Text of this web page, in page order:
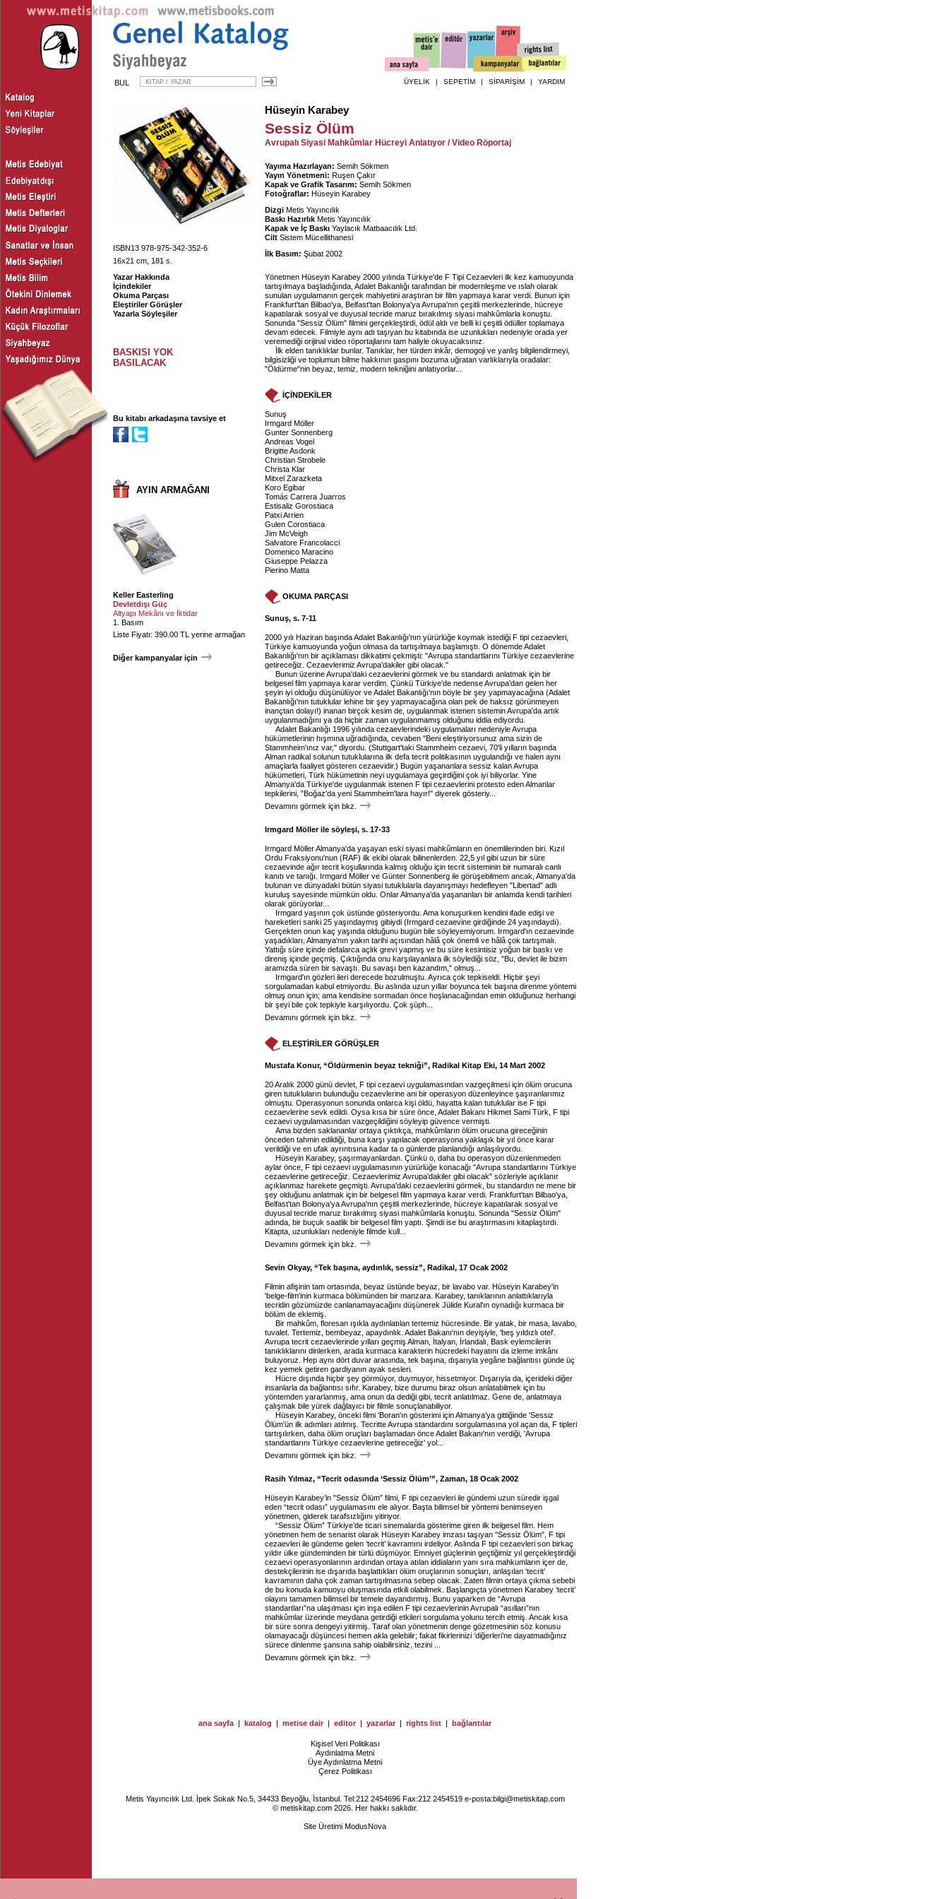
BUL ÜYELİK | SEPETİM | SİPARİŞİM | YARDIM
ISBN13 978-975-342-352-6
16x21 cm, 181 s.
Yazar Hakkında
İçindekiler
Okuma Parçası
Eleştiriler Görüşler
Yazarla Söyleşiler
BASKISI YOK
BASILACAK
Bu kitabı arkadaşına tavsiye et
AYIN ARMAĞANI
Keller Easterling
Devletdışı Güç
Altyapı Mekânı ve İktidar
1. Basım
Liste Fiyatı: 390.00 TL yerine armağan
Diğer kampanyalar için
Hüseyin Karabey
Sessiz Ölüm
Avrupalı Siyasi Mahkûmlar Hücreyi Anlatıyor / Video Röportaj
Yayıma Hazırlayan: Semih Sökmen
Yayın Yönetmeni: Ruşen Çakır
Kapak ve Grafik Tasarım: Semih Sökmen
Fotoğraflar: Hüseyin Karabey
Dizgi Metis Yayıncılık
Baskı Hazırlık Metis Yayıncılık
Kapak ve İç Baskı Yaylacık Matbaacılık Ltd.
Cilt Sistem Mücellithanesi
İlk Basım: Şubat 2002
Yönetmen Hüseyin Karabey 2000 yılında Türkiye'de F Tipi Cezaevleri ilk kez kamuoyunda
tartışılmaya başladığında, Adalet Bakanlığı tarafından bir modernleşme ve ıslah olarak
sunulan uygulamanın gerçek mahiyetini araştıran bir film yapmaya karar verdi. Bunun için
Frankfurt'tan Bilbao'ya, Belfast'tan Bolonya'ya Avrupa'nın çeşitli merkezlerinde, hücreye
kapatılarak sosyal ve duyusal tecride maruz bırakılmış siyasi mahkûmlarla konuştu.
Sonunda "Sessiz Ölüm" filmini gerçekleştirdi, ödül aldı ve belli ki çeşitli ödüller toplamaya
devam edecek. Filmiyle aynı adı taşıyan bu kitabında ise uzunlukları nedeniyle orada yer
veremediği orijinal video röportajlarını tam haliyle okuyacaksınız.
İlk elden tanıklıklar bunlar. Tanıklar, her türden inkâr, demogoji ve yanlış bilgilendirmeyi,
bilgisizliği ve toplumun bilme hakkının gaspını bozuma uğratan varlıklarıyla oradalar:
"Öldürme"nin beyaz, temiz, modern tekniğini anlatıyorlar...
İÇİNDEKİLER
Sunuş
Irmgard Möller
Gunter Sonnenberg
Andreas Vogel
Brigitte Asdonk
Christian Strobele
Christa Klar
Mitxel Zarazketa
Koro Egibar
Tomás Carrera Juarros
Estisaliz Gorostiaca
Patxi Arrien
Gulen Corostiaca
Jim McVeigh
Salvatore Francolacci
Domenico Maracino
Giuseppe Pelazza
Pierino Matta
OKUMA PARÇASI
Sunuş, s. 7-11
2000 yılı Haziran başında Adalet Bakanlığı'nın yürürlüğe koymak istediği F tipi cezaevleri,
Türkiye kamuoyunda yoğun olmasa da tartışılmaya başlamıştı. O dönemde Adalet
Bakanlığı'nın bir açıklaması dikkatimi çekmişti: "Avrupa standartlarını Türkiye cezaevlerine
getireceğiz. Cezaevlerimiz Avrupa'dakiler gibi olacak."
Bunun üzerine Avrupa'daki cezaevlerini görmek ve bu standardı anlatmak için bir
belgesel film yapmaya karar verdim. Çünkü Türkiye'de nedense Avrupa'dan gelen her
şeyin iyi olduğu düşünülüyor ve Adalet Bakanlığı'nın böyle bir şey yapmayacağına (Adalet
Bakanlığı'nın tutuklular lehine bir şey yapmayacağına olan pek de haksız görünmeyen
inançtan dolayı!) inanan birçok kesim de, uygulanmak istenen sistemin Avrupa'da artık
uygulanmadığını ya da hiçbir zaman uygulanmamış olduğunu iddia ediyordu.
Adalet Bakanlığı 1996 yılında cezaevlerindeki uygulamaları nedeniyle Avrupa
hükümetlerinin hışmına uğradığında, cevaben "Beni eleştiriyorsunuz ama sizin de
Stammheim'ınız var," diyordu. (Stuttgart'taki Stammheim cezaevi, 70'li yılların başında
Alman radikal solunun tutuklularına ilk defa tecrit politikasının uygulandığı ve halen aynı
amaçlarla faaliyet gösteren cezaevidir.) Bugün yaşananlara sessiz kalan Avrupa
hükümetleri, Türk hükümetinin neyi uygulamaya geçirdiğini çok iyi biliyorlar. Yine
Almanya'da Türkiye'de uygulanmak istenen F tipi cezaevlerini protesto eden Almanlar
tepkilerini, "Boğaz'da yeni Stammheim'lara hayır!" diyerek gösteriy...
Devamını görmek için bkz.
Irmgard Möller ile söyleşi, s. 17-33
Irmgard Möller Almanya'da yaşayan eski siyasi mahkûmların en önemlilerinden biri. Kızıl
Ordu Fraksiyonu'nun (RAF) ilk ekibi olarak bilinenlerden. 22,5 yıl gibi uzun bir süre
cezaevinde ağır tecrit koşullarında kalmış olduğu için tecrit sisteminin bir numaralı canlı
kanıtı ve tanığı. Irmgard Möller ve Günter Sonnenberg ile görüşebilmem ancak, Almanya'da
bulunan ve dünyadaki bütün siyasi tutuklularla dayanışmayı hedefleyen "Libertad" adlı
kuruluş sayesinde mümkün oldu. Onlar Almanya'da yaşananları bir anlamda kendi tarihleri
olarak görüyorlar...
Irmgard yaşının çok üstünde gösteriyordu. Ama konuşurken kendini ifade edişi ve
hareketleri sanki 25 yaşındaymış gibiydi (Irmgard cezaevine girdiğinde 24 yaşındaydı).
Gerçekten onun kaç yaşında olduğunu bugün bile söyleyemiyorum. Irmgard'ın cezaevinde
yaşadıkları, Almanya'nın yakın tarihi açısından hâlâ çok önemli ve hâlâ çok tartışmalı.
Yattığı süre içinde defalarca açlık grevi yapmış ve bu süre kesintisiz yoğun bir baskı ve
direniş içinde geçmiş. Çıktığında onu karşılayanlara ilk söylediği söz, "Bu, devlet ile bizim
aramızda süren bir savaştı. Bu savaşı ben kazandım," olmuş...
Irmgard'ın gözleri ileri derecede bozulmuştu. Ayrıca çok tepkiseldi. Hiçbir şeyi
sorgulamadan kabul etmiyordu. Bu aslında uzun yıllar boyunca tek başına direnme yöntemi
olmuş onun için; ama kendisine sormadan önce hoşlanacağından emin olduğunuz herhangi
bir şeyi bile çok tepkiyle karşılıyordu. Çok şüph...
Devamını görmek için bkz.
ELEŞTİRİLER GÖRÜŞLER
Mustafa Konur, “Öldürmenin beyaz tekniği”, Radikal Kitap Eki, 14 Mart 2002
20 Aralık 2000 günü devlet, F tipi cezaevi uygulamasından vazgeçilmesi için ölüm orucuna
giren tutukluların bulunduğu cezaevlerine ani bir operasyon düzenleyince şaşıranlarımız
olmuştu. Operasyonun sonunda onlarca kişi öldü, hayatta kalan tutuklular ise F tipi
cezaevlerine sevk edildi. Oysa kısa bir süre önce, Adalet Bakanı Hikmet Sami Türk, F tipi
cezaevi uygulamasından vazgeçildiğini söyleyip güvence vermişti.
Ama bizden saklananlar ortaya çıktıkça, mahkûmların ölüm orucuna gireceğinin
önceden tahmin edildiği, buna karşı yapılacak operasyona yaklaşık bir yıl önce karar
verildiği ve en ufak ayrıntısına kadar ta o günlerde planlandığı anlaşılıyordu.
Hüseyin Karabey, şaşırmayanlardan. Çünkü o, daha bu operasyon düzenlenmeden
aylar önce, F tipi cezaevi uygulamasının yürürlüğe konacağı "Avrupa standartlarını Türkiye
cezaevlerine getireceğiz. Cezaevlerimiz Avrupa'dakiler gibi olacak" sözleriyle açıklanır
açıklanmaz harekete geçmişti. Avrupa'daki cezaevlerini görmek, bu standardın ne mene bir
şey olduğunu anlatmak için bir belgesel film yapmaya karar verdi. Frankfurt'tan Bilbao'ya,
Belfast'tan Bolonya'ya Avrupa'nın çeşitli merkezlerinde, hücreye kapatılarak sosyal ve
duyusal tecride maruz bırakılmış siyasi mahkûmlarla konuştu. Sonunda "Sessiz Ölüm"
adında, bir buçuk saatlik bir belgesel film yaptı. Şimdi ise bu araştırmasını kitaplaştırdı.
Kitapta, uzunlukları nedeniyle filmde kull...
Devamını görmek için bkz.
Sevin Okyay, “Tek başına, aydınlık, sessiz”, Radikal, 17 Ocak 2002
Filmin afişinin tam ortasında, beyaz üstünde beyaz, bir lavabo var. Hüseyin Karabey'in
'belge-film'inin kurmaca bölümünden bir manzara. Karabey, tanıklarının anlattıklarıyla
tecridin gözümüzde canlanamayacağını düşünerek Jülide Kural'ın oynadığı kurmaca bir
bölüm de eklemiş.
Bir mahkûm, floresan ışıkla aydınlatılan tertemiz hücresinde. Bir yatak, bir masa, lavabo,
tuvalet. Tertemiz, bembeyaz, apaydınlık. Adalet Bakanı'nın deyişiyle, 'beş yıldızlı otel'.
Avrupa tecrit cezaevlerinde yılları geçmiş Alman, İtalyan, İrlandalı, Bask eylemcilerin
tanıklıklarını dinlerken, arada kurmaca karakterin hücredeki hayatını da izleme imkânı
buluyoruz. Hep aynı dört duvar arasında, tek başına, dışarıyla yegâne bağlantısı günde üç
kez yemek getiren gardiyanın ayak sesleri.
Hücre dışında hiçbir şey görmüyor, duymuyor, hissetmiyor. Dışarıyla da, içerideki diğer
insanlarla da bağlantısı sıfır. Karabey, bize durumu biraz olsun anlatabilmek için bu
yöntemden yararlanmış, ama onun da dediği gibi, tecrit anlatılmaz. Gene de, anlatmaya
çalışmak bile yürek dağlayıcı bir filmle sonuçlanabiliyor.
Hüseyin Karabey, önceki filmi 'Boran'ın gösterimi için Almanya'ya gittiğinde 'Sessiz
Ölüm'ün ilk adımları atılmış. Tecritte Avrupa standardını sorgulamasına yol açan da, F tipleri
tartışılırken, daha ölüm oruçları başlamadan önce Adalet Bakanı'nın verdiği, 'Avrupa
standartlarını Türkiye cezaevlerine getireceğiz' yol...
Devamını görmek için bkz.
Rasih Yılmaz, “Tecrit odasında ‘Sessiz Ölüm’”, Zaman, 18 Ocak 2002
Hüseyin Karabey’in "Sessiz Ölüm” filmi, F tipi cezaevleri ile gündemi uzun süredir işgal
eden “tecrit odası” uygulamasını ele alıyor. Başta bilimsel bir yöntemi benimseyen
yönetmen, giderek tarafsızlığını yitiriyor.
“Sessiz Ölüm” Türkiye’de ticari sinemalarda gösterime giren ilk belgesel film. Hem
yönetmen hem de senarist olarak Hüseyin Karabey imzası taşıyan "Sessiz Ölüm", F tipi
cezaevleri ile gündeme gelen ‘tecrit’ kavramını irdeliyor. Aslında F tipi cezaevleri son birkaç
yıldır ülke gündeminden bir türlü düşmüyor. Emniyet güçlerinin geçtiğimiz yıl gerçekleştirdiği
cezaevi operasyonlarının ardından ortaya atılan iddiaların yanı sıra mahkumların içer de,
destekçilerinin ise dışarıda başlattıkları ölüm oruçlarının sonuçları, anlaşılan ‘tecrit’
kavramının daha çok zaman tartışılmasına sebep olacak. Zaten filmin ortaya çıkma sebebi
de bu konuda kamuoyu oluşmasında etkili olabilmek. Başlangıçta yönetmen Karabey ‘tecrit’
olayını tamamen bilimsel bir temele dayandırmış. Bunu yaparken de “Avrupa
standartları”na ulaşılması için inşa edilen F tipi cezaevlerinin Avrupalı “asılları”nın
mahkûmlar üzerinde meydana getirdiği etkileri sorgulama yolunu tercih etmiş. Ancak kısa
bir süre sonra dengeyi yitirmiş. Taraf olan yönetmenin denge gözetmesinin söz konusu
olamayacağı düşüncesi hemen akla gelebilir; fakat fikirlerinizi ‘diğerleri’ne dayatmadığınız
sürece dinlenme şansına sahip olabilirsiniz, tezini ...
Devamını görmek için bkz.
ana sayfa | katalog | metise dair | editor | yazarlar | rights list | bağlantılar
Kişisel Veri Politikası
Aydınlatma Metni
Üye Aydınlatma Metni
Çerez Politikası
Metis Yayıncılık Ltd. İpek Sokak No.5, 34433 Beyoğlu, İstanbul. Tel:212 2454696 Fax:212 2454519 e-posta:bilgi@metiskitap.com
© metiskitap.com 2026. Her hakkı saklıdır.
Site Üretimi ModusNova